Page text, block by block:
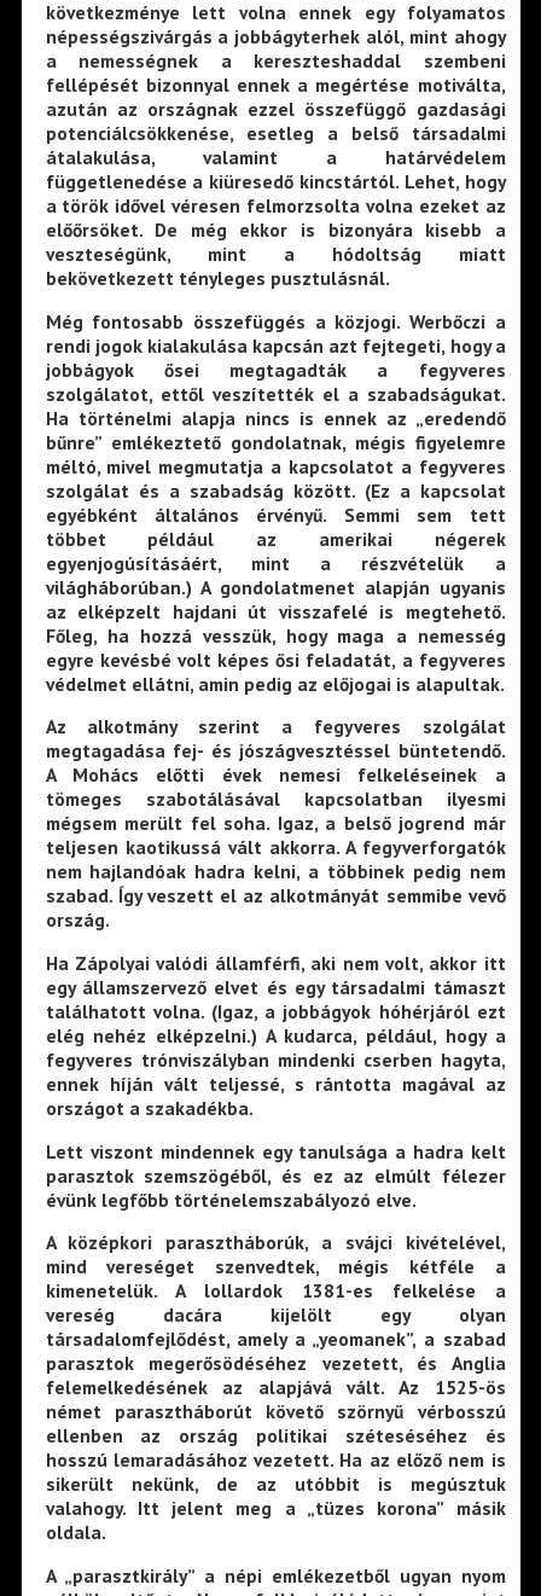
következménye lett volna ennek egy folyamatos
népességszivárgás a jobbágyterhek alól, mint ahogy
a nemességnek a kereszteshaddal szembeni
fellépését bizonnyal ennek a megértése motiválta,
azután az országnak ezzel összefüggő gazdasági
potenciálcsökkenése, esetleg a belső társadalmi
átalakulása, valamint a határvédelem
függetlenedése a kiüresedő kincstártól. Lehet, hogy
a török idővel véresen felmorzsolta volna ezeket az
előőrsöket. De még ekkor is bizonyára kisebb a
veszteségünk, mint a hódoltság miatt
bekövetkezett tényleges pusztulásnál.
Még fontosabb összefüggés a közjogi. Werbőczi a
rendi jogok kialakulása kapcsán azt fejtegeti, hogy a
jobbágyok ősei megtagadták a fegyveres
szolgálatot, ettől veszítették el a szabadságukat.
Ha történelmi alapja nincs is ennek az „eredendő
bűnre” emlékeztető gondolatnak, mégis figyelemre
méltó, mivel megmutatja a kapcsolatot a fegyveres
szolgálat és a szabadság között. (Ez a kapcsolat
egyébként általános érvényű. Semmi sem tett
többet például az amerikai négerek
egyenjogúsításáért, mint a részvételük a
világháborúban.) A gondolatmenet alapján ugyanis
az elképzelt hajdani út visszafelé is megtehető.
Főleg, ha hozzá vesszük, hogy maga a nemesség
egyre kevésbé volt képes ősi feladatát, a fegyveres
védelmet ellátni, amin pedig az előjogai is alapultak.
Az alkotmány szerint a fegyveres szolgálat
megtagadása fej- és jószágvesztéssel büntetendő.
A Mohács előtti évek nemesi felkeléseinek a
tömeges szabotálásával kapcsolatban ilyesmi
mégsem merült fel soha. Igaz, a belső jogrend már
teljesen kaotikussá vált akkorra. A fegyverforgatók
nem hajlandóak hadra kelni, a többinek pedig nem
szabad. Így veszett el az alkotmányát semmibe vevő
ország.
Ha Zápolyai valódi államférfi, aki nem volt, akkor itt
egy államszervező elvet és egy társadalmi támaszt
találhatott volna. (Igaz, a jobbágyok hóhérjáról ezt
elég nehéz elképzelni.) A kudarca, például, hogy a
fegyveres trónviszályban mindenki cserben hagyta,
ennek híján vált teljessé, s rántotta magával az
országot a szakadékba.
Lett viszont mindennek egy tanulsága a hadra kelt
parasztok szemszögéből, és ez az elmúlt félezer
évünk legfőbb történelemszabályozó elve.
A középkori parasztháborúk, a svájci kivételével,
mind vereséget szenvedtek, mégis kétféle a
kimenetelük. A lollardok 1381-es felkelése a
vereség dacára kijelölt egy olyan
társadalomfejlődést, amely a „yeomanek”, a szabad
parasztok megerősödéséhez vezetett, és Anglia
felemelkedésének az alapjává vált. Az 1525-ös
német parasztháborút követő szörnyű vérbosszú
ellenben az ország politikai széteséséhez és
hosszú lemaradásához vezetett. Ha az előző nem is
sikerült nekünk, de az utóbbit is megúsztuk
valahogy. Itt jelent meg a „tüzes korona” másik
oldala.
A „parasztkirály” a népi emlékezetből ugyan nyom